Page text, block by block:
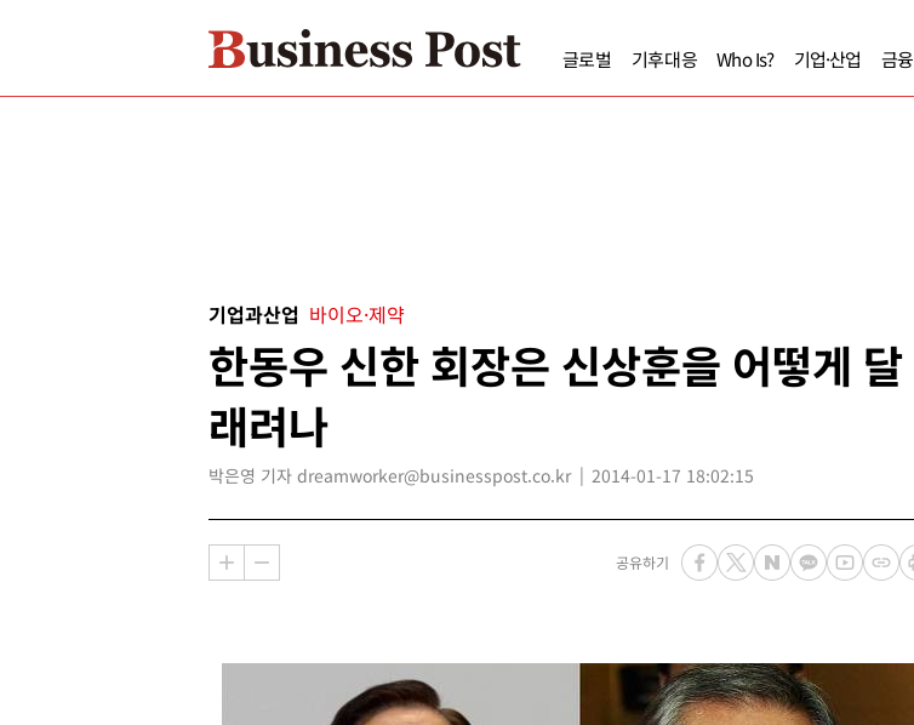
글로벌 기후대응 Who Is? 기업·산업 금융
기업과산업 바이오·제약
한동우 신한 회장은 신상훈을 어떻게 달
래려나
박은영 기자 dreamworker@businesspost.co.kr 2014-01-17 18:02:15
공유하기